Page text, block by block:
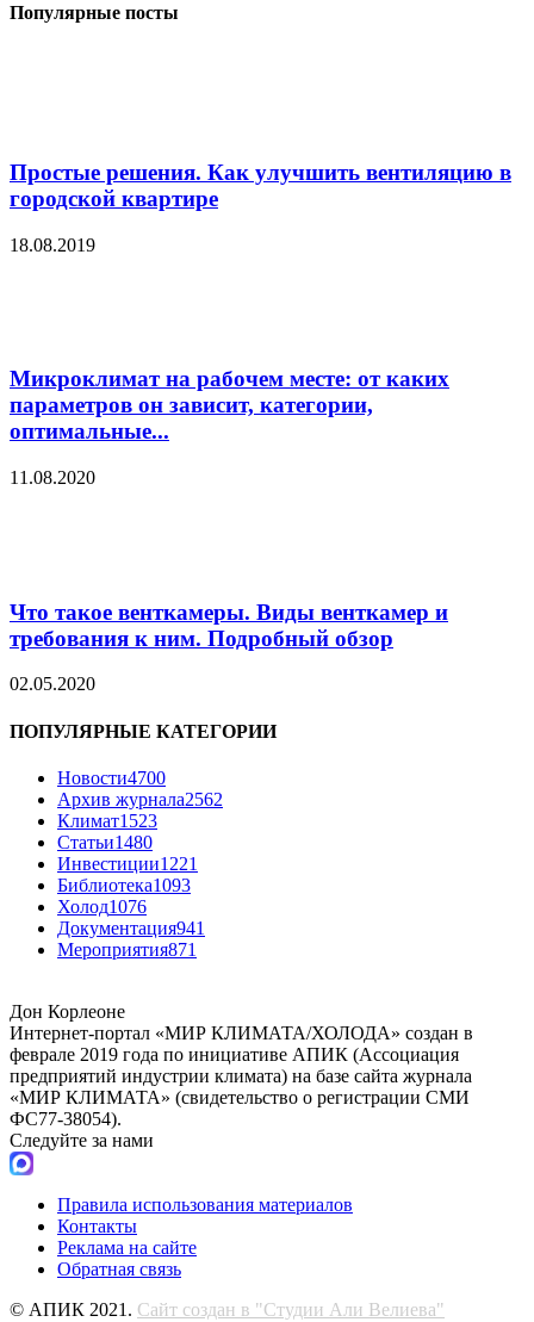
Популярные посты
Простые решения. Как улучшить вентиляцию в
городской квартире
18.08.2019
Микроклимат на рабочем месте: от каких
параметров он зависит, категории,
оптимальные...
11.08.2020
Что такое венткамеры. Виды венткамер и
требования к ним. Подробный обзор
02.05.2020
ПОПУЛЯРНЫЕ КАТЕГОРИИ
Новости4700
Архив журнала2562
Климат1523
Статьи1480
Инвестиции1221
Библиотека1093
Холод1076
Документация941
Мероприятия871
Дон Корлеоне
Интернет-портал «МИР КЛИМАТА/ХОЛОДА» создан в
феврале 2019 года по инициативе АПИК (Ассоциация
предприятий индустрии климата) на базе сайта журнала
«МИР КЛИМАТА» (свидетельство о регистрации СМИ
ФС77-38054).
Следуйте за нами
Правила использования материалов
Контакты
Реклама на сайте
Обратная связь
© АПИК 2021. Сайт создан в "Студии Али Велиева"